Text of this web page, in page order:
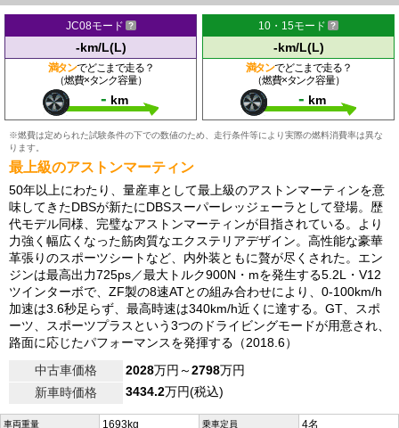
JC08モード
-km/L(L)
満タンでどこまで走る？
（燃費×タンク容量）
- km
10・15モード
-km/L(L)
満タンでどこまで走る？
（燃費×タンク容量）
- km
※燃費は定められた試験条件の下での数値のため、走行条件等により実際の燃料消費率は異な
ります。
最上級のアストンマーティン
50年以上にわたり、量産車として最上級のアストンマーティンを意
味してきたDBSが新たにDBSスーパーレッジェーラとして登場。歴
代モデル同様、完璧なアストンマーティンが目指されている。より
力強く幅広くなった筋肉質なエクステリアデザイン。高性能な豪華
革張りのスポーツシートなど、内外装ともに贅が尽くされた。エン
ジンは最高出力725ps／最大トルク900N・mを発生する5.2L・V12
ツインターボで、ZF製の8速ATとの組み合わせにより、0-100km/h
加速は3.6秒足らず、最高時速は340km/h近くに達する。GT、スポ
ーツ、スポーツプラスという3つのドライビングモードが用意され、
路面に応じたパフォーマンスを発揮する（2018.6）
中古車価格
2028万円～2798万円
新車時価格
3434.2万円(税込)
車両重量 1693kg 乗車定員 4名